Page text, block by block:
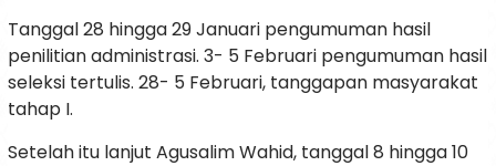
Tanggal 28 hingga 29 Januari pengumuman hasil
penilitian administrasi. 3- 5 Februari pengumuman hasil
seleksi tertulis. 28- 5 Februari, tanggapan masyarakat
tahap I.
Setelah itu lanjut Agusalim Wahid, tanggal 8 hingga 10